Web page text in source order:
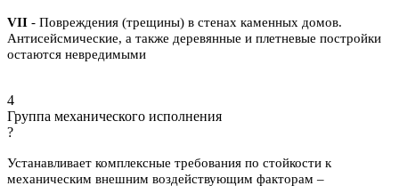
VII - Повреждения (трещины) в стенах каменных домов.
Антисейсмические, а также деревянные и плетневые постройки
остаются невредимыми
4
Группа механического исполнения
?
Устанавливает комплексные требования по стойкости к
механическим внешним воздействующим факторам –